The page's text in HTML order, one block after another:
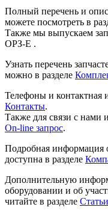
Полный перечень и
можете посмотреть в
Также мы выпускаем
ОРЗ-Е .
Узнать перечень
можно в разделе
Телефоны и контактная
Контакты.
Также для связи с нами
On-line запрос.
Подробная информация
доступна в разделе
Дополнительную
оборудовании и об
читайте в разделе Статьи